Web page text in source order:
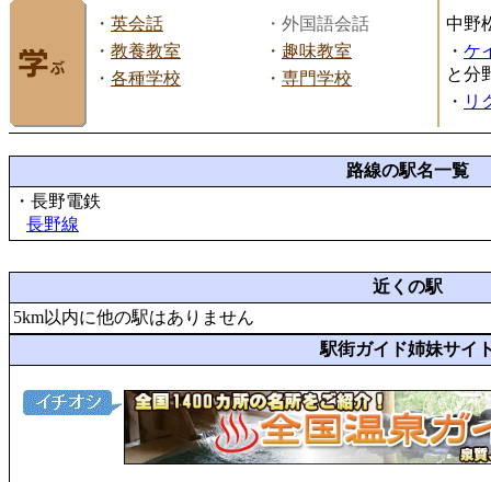
・ 英会話
・外国語会話
・ 教養教室 ・ 趣味教室
・ 各種学校 ・ 専門学校
中野
・ ケ
と分
・ リ
路線の駅名一覧
・長野電鉄
長野線
近くの駅
5km以内に他の駅はありません
駅街ガイド姉妹サイ